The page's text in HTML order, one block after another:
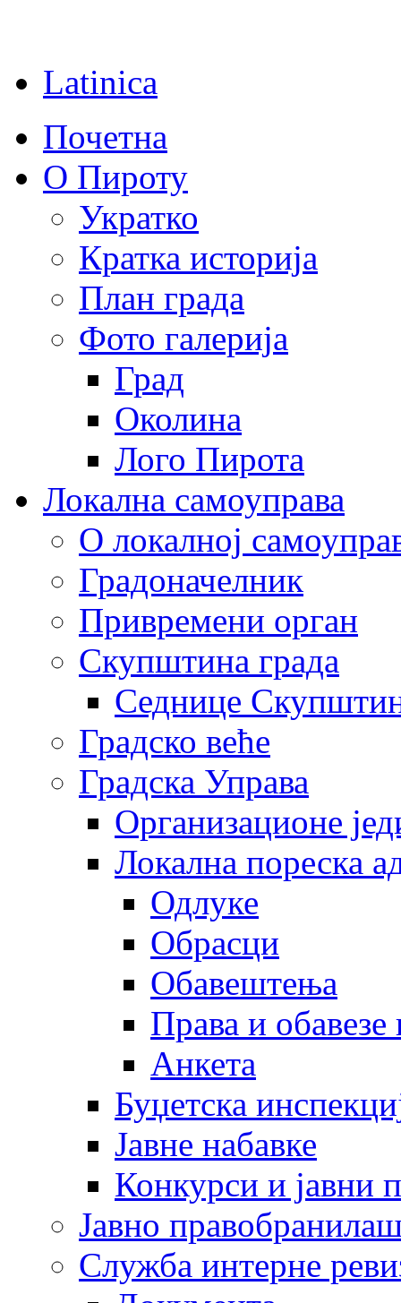
Latinica
Почетна
О Пироту
Укратко
Кратка историја
План града
Фото галерија
Град
Околина
Лого Пирота
Локална самоуправа
О локалној
Градоначелник
Привремени орган
Скупштина града
Седнице
Градско веће
Градска Управа
Организационе
Локална пореска
Одлуке
Обрасци
Обавештења
Права и
Анкета
Буџетска
Јавне набавке
Конкурси и јавни
Јавно
Служба интерне